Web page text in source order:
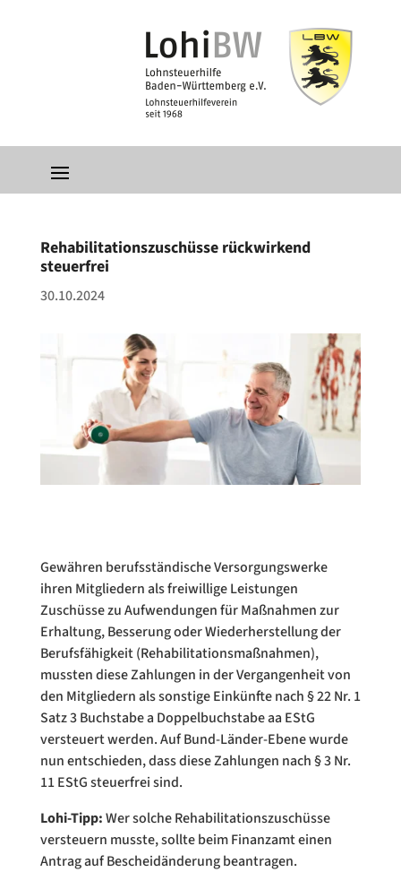
Rehabilitationszuschüsse rückwirkend
steuerfrei
30.10.2024
Gewähren berufsständische Versorgungswerke
ihren Mitgliedern als freiwillige Leistungen
Zuschüsse zu Aufwendungen für Maßnahmen zur
Erhaltung, Besserung oder Wiederherstellung der
Berufsfähigkeit (Rehabilitationsmaßnahmen),
mussten diese Zahlungen in der Vergangenheit von
den Mitgliedern als sonstige Einkünfte nach § 22 Nr. 1
Satz 3 Buchstabe a Doppelbuchstabe aa EStG
versteuert werden. Auf Bund-Länder-Ebene wurde
nun entschieden, dass diese Zahlungen nach § 3 Nr.
11 EStG steuerfrei sind.
Lohi-Tipp:Wer solche Rehabilitationszuschüsse
versteuern musste, sollte beim Finanzamt einen
Antrag auf Bescheidänderung beantragen.